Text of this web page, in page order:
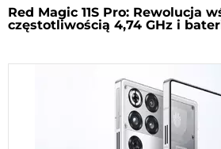
Red Magic 11S Pro: Rewolucja
częstotliwością 4,74 GHz i